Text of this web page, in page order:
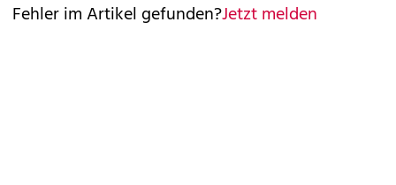
Fehler im Artikel gefunden?Jetzt melden